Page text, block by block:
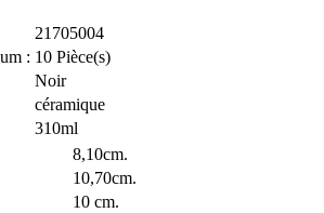
21705004
: 10 Pièce(s)
Noir
céramique
310ml
8,10cm.
10,70cm.
10 cm.